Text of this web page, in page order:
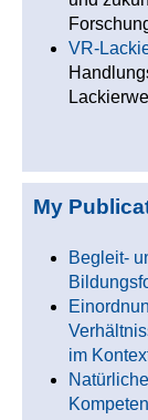
VR-
My
Begleit-
im